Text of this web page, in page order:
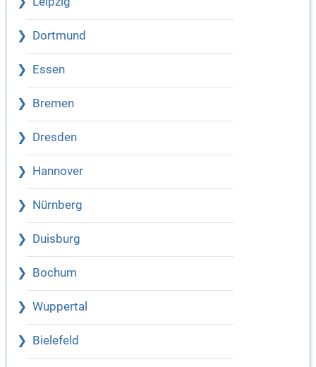
Dortmund
Essen
Bremen
Dresden
Hannover
Nürnberg
Duisburg
Bochum
Wuppertal
Bielefeld